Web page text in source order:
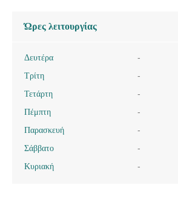
Ώρες λειτουργίας
Δευτέρα
-
Τρίτη
-
Τετάρτη
-
Πέμπτη
-
Παρασκευή
-
Σάββατο
-
Κυριακή
-